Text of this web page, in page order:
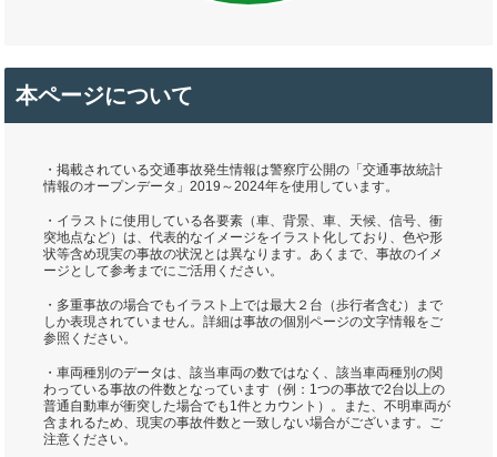
本ページについて
・掲載されている交通事故発生情報は警察庁公開の「交通事故統計
情報のオープンデータ」2019～2024年を使用しています。
・イラストに使用している各要素（車、背景、車、天候、信号、衝
突地点など）は、代表的なイメージをイラスト化しており、色や形
状等含め現実の事故の状況とは異なります。あくまで、事故のイメ
ージとして参考までにご活用ください。
・多重事故の場合でもイラスト上では最大２台（歩行者含む）まで
しか表現されていません。詳細は事故の個別ページの文字情報をご
参照ください。
・車両種別のデータは、該当車両の数ではなく、該当車両種別の関
わっている事故の件数となっています（例：1つの事故で2台以上の
普通自動車が衝突した場合でも1件とカウント）。また、不明車両が
含まれるため、現実の事故件数と一致しない場合がございます。ご
注意ください。